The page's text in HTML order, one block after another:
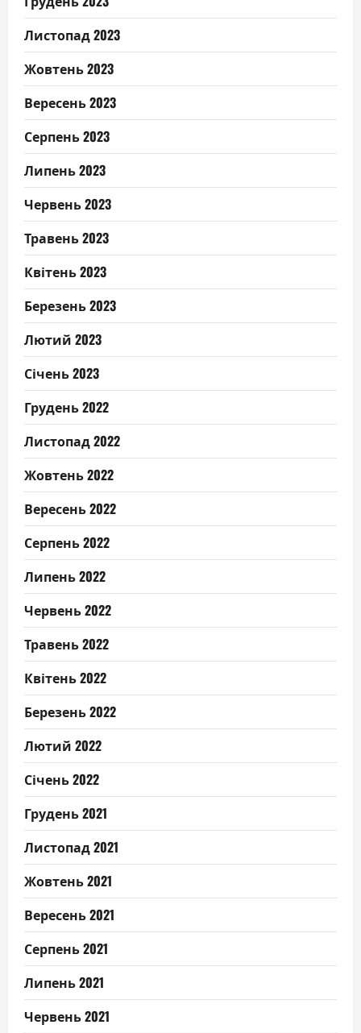
Листопад 2023
Жовтень 2023
Вересень 2023
Серпень 2023
Липень 2023
Червень 2023
Травень 2023
Квітень 2023
Березень 2023
Лютий 2023
Січень 2023
Грудень 2022
Листопад 2022
Жовтень 2022
Вересень 2022
Серпень 2022
Липень 2022
Червень 2022
Травень 2022
Квітень 2022
Березень 2022
Лютий 2022
Січень 2022
Грудень 2021
Листопад 2021
Жовтень 2021
Вересень 2021
Серпень 2021
Липень 2021
Червень 2021